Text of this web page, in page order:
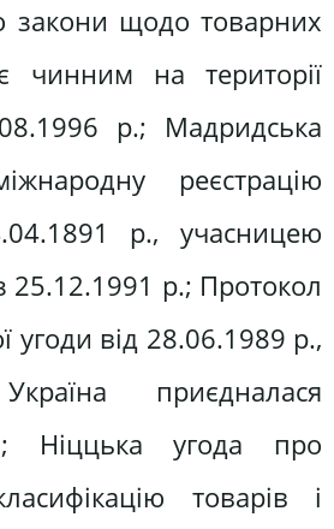
закони щодо товарних
чинним на території
р.; Мадридська
реєстрацію
р., учасницею
25.12.1991 р.; Протокол
угоди від 28.06.1989 р.,
приєдналася
Ніццька угода про
товарів і